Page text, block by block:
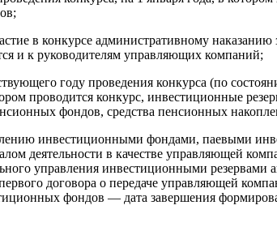
в конкурсе административному
и к руководителям управляющих компаний;
году проведения конкурса (по
проводится конкурс, инвестиционные
фондов, средства пенсионных
инвестиционными фондами, паевыми
деятельности в качестве управляющей
управления инвестиционными
договора о передаче управляющей
фондов — дата завершения